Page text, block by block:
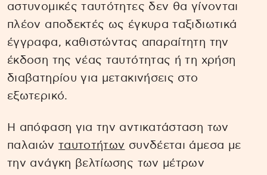
αστυνομικές ταυτότητες δεν θα γίνονται
πλέον αποδεκτές ως έγκυρα ταξιδιωτικά
έγγραφα, καθιστώντας απαραίτητη την
έκδοση της νέας ταυτότητας ή τη χρήση
διαβατηρίου για μετακινήσεις στο
εξωτερικό.
Η απόφαση για την αντικατάσταση των
παλαιών ταυτοτήτων συνδέεται άμεσα με
την ανάγκη βελτίωσης των μέτρων